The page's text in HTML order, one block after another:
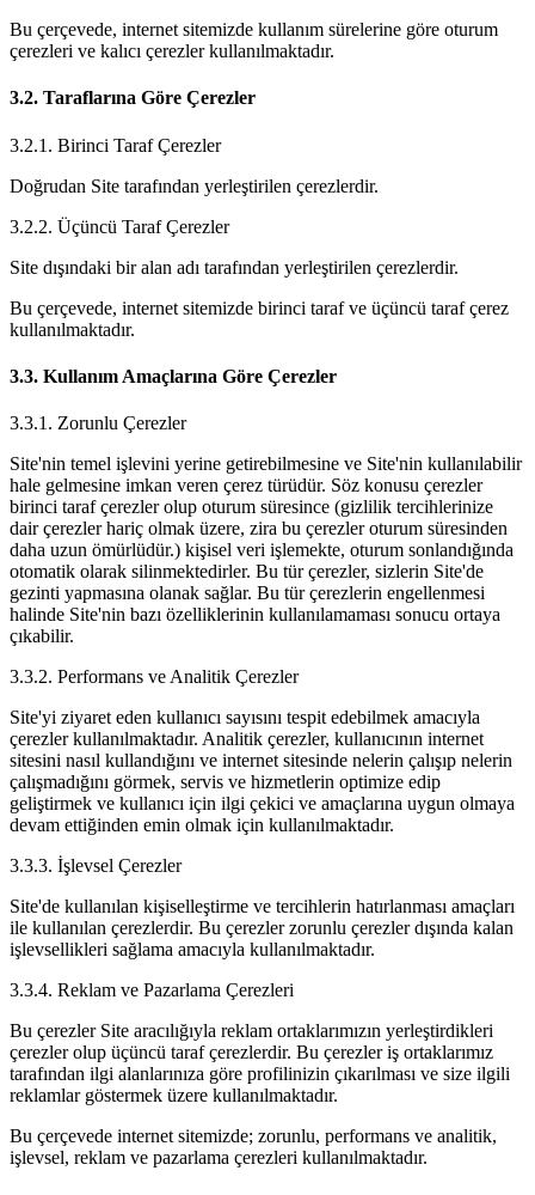
Bu çerçevede, internet sitemizde kullanım sürelerine göre oturum
çerezleri ve kalıcı çerezler kullanılmaktadır.
3.2. Taraflarına Göre Çerezler
3.2.1. Birinci Taraf Çerezler
Doğrudan Site tarafından yerleştirilen çerezlerdir.
3.2.2. Üçüncü Taraf Çerezler
Site dışındaki bir alan adı tarafından yerleştirilen çerezlerdir.
Bu çerçevede, internet sitemizde birinci taraf ve üçüncü taraf çerez
kullanılmaktadır.
3.3. Kullanım Amaçlarına Göre Çerezler
3.3.1. Zorunlu Çerezler
Site'nin temel işlevini yerine getirebilmesine ve Site'nin kullanılabilir
hale gelmesine imkan veren çerez türüdür. Söz konusu çerezler
birinci taraf çerezler olup oturum süresince (gizlilik tercihlerinize
dair çerezler hariç olmak üzere, zira bu çerezler oturum süresinden
daha uzun ömürlüdür.) kişisel veri işlemekte, oturum sonlandığında
otomatik olarak silinmektedirler. Bu tür çerezler, sizlerin Site'de
gezinti yapmasına olanak sağlar. Bu tür çerezlerin engellenmesi
halinde Site'nin bazı özelliklerinin kullanılamaması sonucu ortaya
çıkabilir.
3.3.2. Performans ve Analitik Çerezler
Site'yi ziyaret eden kullanıcı sayısını tespit edebilmek amacıyla
çerezler kullanılmaktadır. Analitik çerezler, kullanıcının internet
sitesini nasıl kullandığını ve internet sitesinde nelerin çalışıp nelerin
çalışmadığını görmek, servis ve hizmetlerin optimize edip
geliştirmek ve kullanıcı için ilgi çekici ve amaçlarına uygun olmaya
devam ettiğinden emin olmak için kullanılmaktadır.
3.3.3. İşlevsel Çerezler
Site'de kullanılan kişiselleştirme ve tercihlerin hatırlanması amaçları
ile kullanılan çerezlerdir. Bu çerezler zorunlu çerezler dışında kalan
işlevsellikleri sağlama amacıyla kullanılmaktadır.
3.3.4. Reklam ve Pazarlama Çerezleri
Bu çerezler Site aracılığıyla reklam ortaklarımızın yerleştirdikleri
çerezler olup üçüncü taraf çerezlerdir. Bu çerezler iş ortaklarımız
tarafından ilgi alanlarınıza göre profilinizin çıkarılması ve size ilgili
reklamlar göstermek üzere kullanılmaktadır.
Bu çerçevede internet sitemizde; zorunlu, performans ve analitik,
işlevsel, reklam ve pazarlama çerezleri kullanılmaktadır.